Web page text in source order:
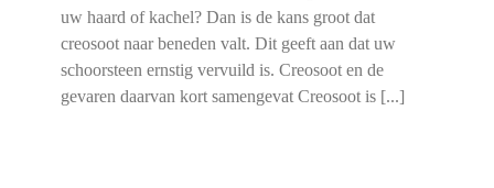
uw haard of kachel? Dan is de kans groot dat
creosoot naar beneden valt. Dit geeft aan dat uw
schoorsteen ernstig vervuild is. Creosoot en de
gevaren daarvan kort samengevat Creosoot is [...]